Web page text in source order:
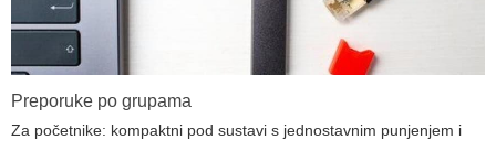
Preporuke po grupama
Za početnike: kompaktni pod sustavi s jednostavnim punjenjem i